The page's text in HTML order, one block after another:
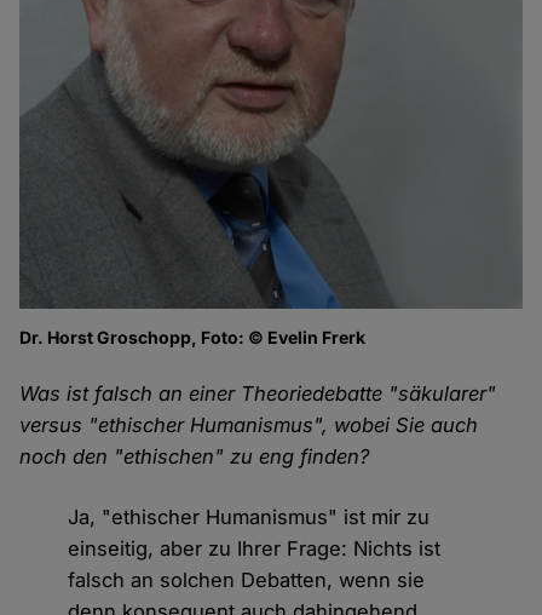
Dr. Horst Groschopp, Foto: © Evelin Frerk
Was ist falsch an einer Theoriedebatte "säkularer"
versus "ethischer Humanismus", wobei Sie auch
noch den "ethischen" zu eng finden?
Ja, "ethischer Humanismus" ist mir zu
einseitig, aber zu Ihrer Frage: Nichts ist
falsch an solchen Debatten, wenn sie